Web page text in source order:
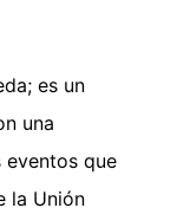
es un
una
eventos que
la Unión